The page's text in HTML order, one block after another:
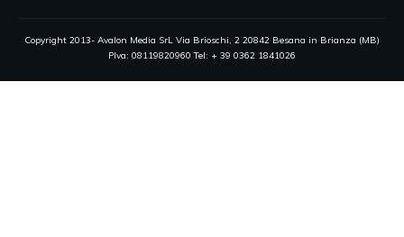
Copyright 2013- Avalon Media SrL Via Brioschi, 2 20842 Besana in Brianza (MB)
PIva: 08119820960 Tel: + 39 0362 1841026